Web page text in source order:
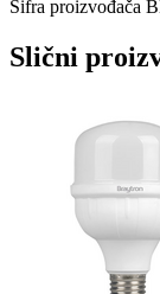
Šifra proizvođača
Slični